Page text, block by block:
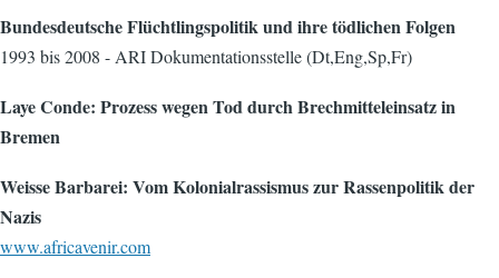
Bundesdeutsche Flüchtlingspolitik und ihre tödlichen Folgen
1993 bis 2008 - ARI Dokumentationsstelle (Dt,Eng,Sp,Fr)
Laye Conde: Prozess wegen Tod durch Brechmitteleinsatz in
Bremen
Weisse Barbarei: Vom Kolonialrassismus zur Rassenpolitik der
Nazis
www.africavenir.com